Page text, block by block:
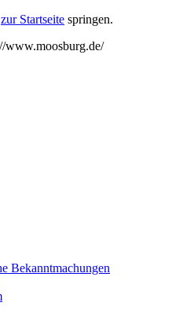
zur Startseite springen.
www.moosburg.de/
Bekanntmachungen